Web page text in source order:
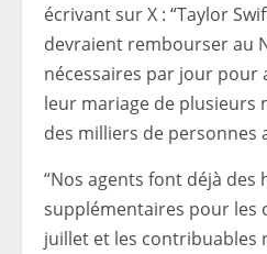
écrivant sur X : “Taylor
devraient rembourser au
nécessaires par jour pour
leur mariage de plusieurs
des milliers de personnes
“Nos agents font déjà des
supplémentaires pour les
juillet et les contribuables